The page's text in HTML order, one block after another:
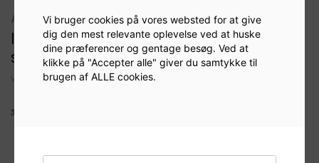
Vi bruger cookies på vores websted for at give
dig den mest relevante oplevelse ved at huske
dine præferencer og gentage besøg. Ved at
klikke på "Accepter alle" giver du samtykke til
brugen af ALLE cookies.
ITALMATIC STD. Vægt 25 g (Æske á 100
stk.)
afbalancering
Varenr: 918425
3090705